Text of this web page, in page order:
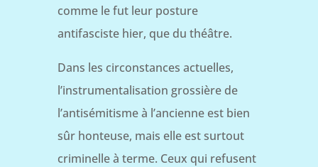
comme le fut leur posture
antifasciste hier, que du théâtre.
Dans les circonstances actuelles,
l’instrumentalisation grossière de
l’antisémitisme à l’ancienne est bien
sûr honteuse, mais elle est surtout
criminelle à terme. Ceux qui refusent